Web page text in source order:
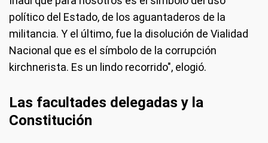
político del Estado, de los aguantaderos de la
militancia. Y el último, fue la disolución de Vialidad
Nacional que es el símbolo de la corrupción
kirchnerista. Es un lindo recorrido", elogió.
Las facultades delegadas y la
Constitución